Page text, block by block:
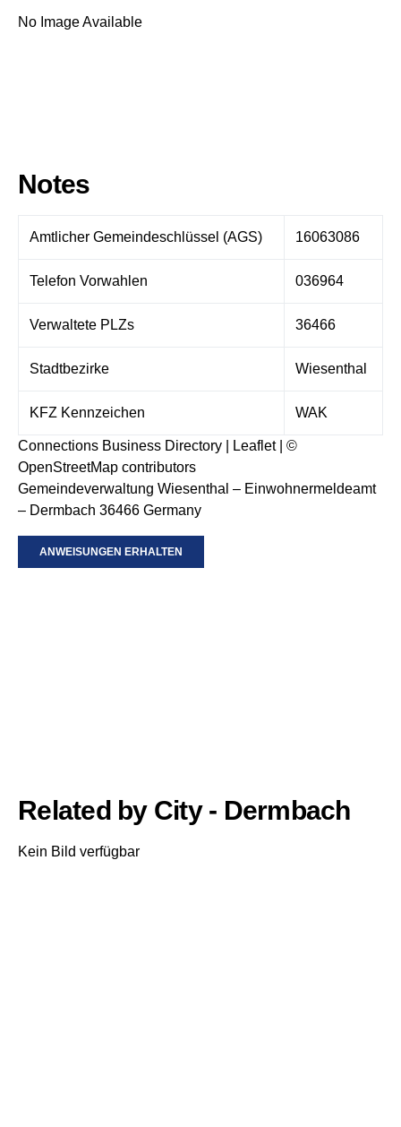
No Image Available
Notes
Amtlicher Gemeindeschlüssel (AGS) 16063086
Telefon Vorwahlen 036964
Verwaltete PLZs 36466
Stadtbezirke Wiesenthal
KFZ Kennzeichen WAK
Connections Business Directory Leaflet| ©
OpenStreetMap contributors
Gemeindeverwaltung Wiesenthal – Einwohnermeldeamt
– Dermbach 36466 Germany
ANWEISUNGEN ERHALTEN
Related by City - Dermbach
Kein Bild verfügbar